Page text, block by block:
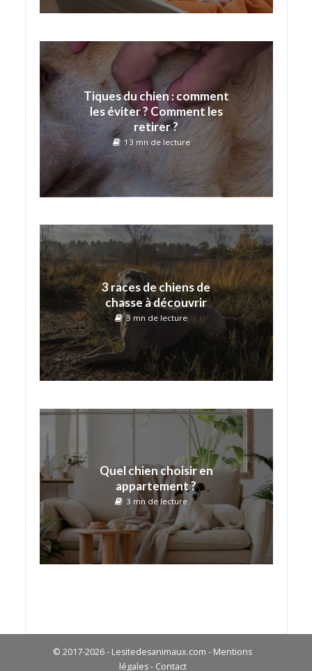
Tiques du chien : comment
les éviter ? Comment les
retirer ?
13 mn de lecture
3 races de chiens de
chasse à découvrir
3 mn de lecture
Quel chien choisir en
appartement ?
3 mn de lecture
© 2017-2026 - Lesitedesanimaux.com - Mentions
légales- Contact